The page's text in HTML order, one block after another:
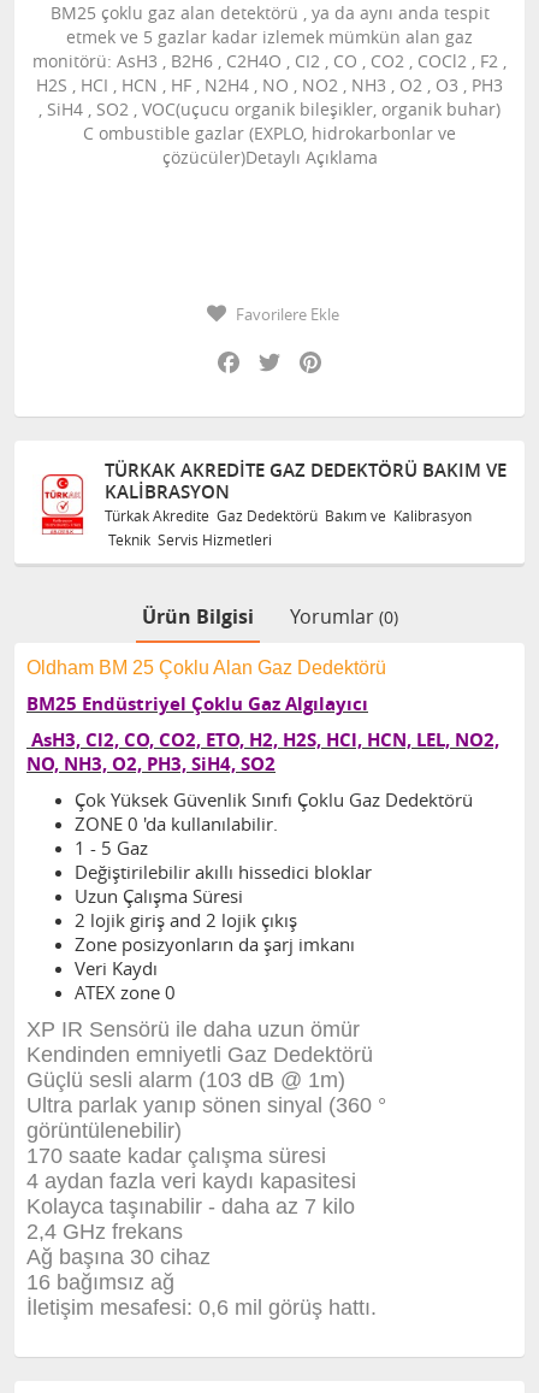
BM25 çoklu gaz alan detektörü , ya da aynı anda tespit
etmek ve 5 gazlar kadar izlemek mümkün alan gaz
monitörü: AsH3 , B2H6 , C2H4O , CI2 , CO , CO2 , COCl2 , F2 ,
H2S , HCI , HCN , HF , N2H4 , NO , NO2 , NH3 , O2 , O3 , PH3
, SiH4 , SO2 , VOC(uçucu organik bileşikler, organik buhar)
C ombustible gazlar (EXPLO, hidrokarbonlar ve
çözücüler)Detaylı Açıklama
Favorilere Ekle
Facebook
Twitter
TÜRKAK AKREDITE GAZ DEDEKTÖRÜ BAKIM VE
KALIBRASYON
Türkak Akredite Gaz Dedektörü Bakım ve Kalibrasyon
Teknik Servis Hizmetleri
Ürün Bilgisi Yorumlar (0)
Oldham BM 25 Çoklu Alan Gaz Dedektörü
BM25 Endüstriyel Çoklu Gaz Algılayıcı
AsH3, Cl2, CO, CO2, ETO, H2, H2S, HCl, HCN, LEL, NO2,
NO, NH3, O2, PH3, SiH4, SO2
Çok Yüksek Güvenlik Sınıfı Çoklu Gaz Dedektörü
ZONE 0 'da kullanılabilir.
1 - 5 Gaz
Değiştirilebilir akıllı hissedici bloklar
Uzun Çalışma Süresi
2 lojik giriş and 2 lojik çıkış
Zone posizyonların da şarj imkanı
Veri Kaydı
ATEX zone 0
XP IR Sensörü ile daha uzun ömür
Kendinden emniyetli Gaz Dedektörü
Güçlü sesli alarm (103 dB @ 1m)
Ultra parlak yanıp sönen sinyal (360 °
görüntülenebilir)
170 saate kadar çalışma süresi
4 aydan fazla veri kaydı kapasitesi
Kolayca taşınabilir - daha az 7 kilo
2,4 GHz frekans
Ağ başına 30 cihaz
16 bağımsız ağ
İletişim mesafesi: 0,6 mil görüş hattı.